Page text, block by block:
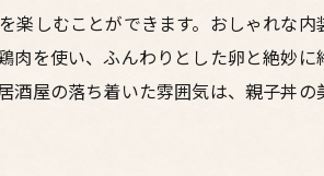
囲気の中で楽しむ親子丼
れるアットホームな居酒屋
しむことができます。おしゃれな
を使い、ふんわりとした卵と絶妙
屋の落ち着いた雰囲気は、親子丼